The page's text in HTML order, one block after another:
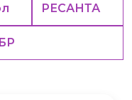
РЕСАНТА